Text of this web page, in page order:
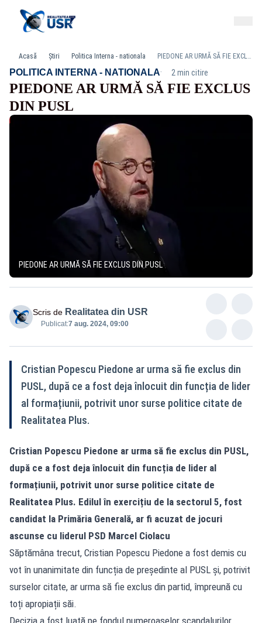
Acasă Știri Politica Interna - nationala PIEDONE AR URMĂ SĂ FIE EXCLUS DIN PUSL
POLITICA INTERNA - NATIONALA· 2 min citire
PIEDONE AR URMĂ SĂ FIE EXCLUS
DIN PUSL
PIEDONE AR URMĂ SĂ FIE EXCLUS DIN PUSL
Scris de Realitatea din USR
Publicat:7 aug. 2024, 09:00
Cristian Popescu Piedone ar urma să fie exclus din
PUSL, după ce a fost deja înlocuit din funcția de lider
al formațiunii, potrivit unor surse politice citate de
Realitatea Plus.
Cristian Popescu Piedone ar urma să fie exclus din PUSL,
după ce a fost deja înlocuit din funcția de lider al
formațiunii, potrivit unor surse politice citate de
Realitatea Plus. Edilul în exercițiu de la sectorul 5, fost
candidat la Primăria Generală, ar fi acuzat de jocuri
ascunse cu liderul PSD Marcel Ciolacu
Săptămâna trecut, Cristian Popescu Piedone a fost demis cu
vot în unanimitate din funcția de președinte al PUSL și, potrivit
surselor citate, ar urma să fie exclus din partid, împreună cu
toți apropiații săi.
Decizia a fost luată pe fondul numeroaselor scandalurilor